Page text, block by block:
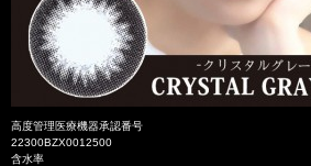
高度管理医療機器承認番号
22300BZX0012500
含水率